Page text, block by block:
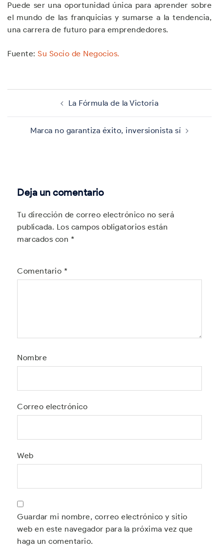
Puede ser una oportunidad única para aprender sobre
el mundo de las franquicias y sumarse a la tendencia,
una carrera de futuro para emprendedores.
Fuente: Su Socio de Negocios.
Navegación
entradas
La Fórmula de la Victoria
Marca no garantiza éxito, inversionista sí
Deja un comentario
Tu dirección de correo electrónico no será
publicada. Los campos obligatorios están
marcados con *
Comentario *
Nombre
Correo electrónico
Web
Guardar mi nombre, correo electrónico y sitio
web en este navegador para la próxima vez que
haga un comentario.